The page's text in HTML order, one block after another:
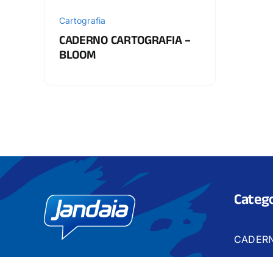
Cartografia
CADERNO CARTOGRAFIA –
BLOOM